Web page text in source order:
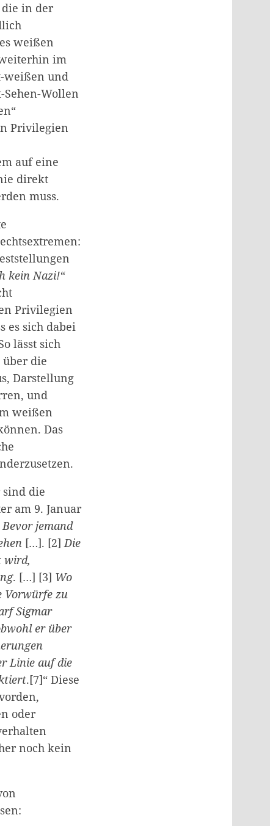
in der
weißen
im
weißen und
Wollen
Privilegien
auf eine
direkt
muss.
kein Nazi!“
Privilegien
es sich dabei
lässt sich
die
Darstellung
und
weißen
Das
sind die
am 9. Januar
Bevor jemand
[…]. [2]Die
wird,
. […] [3] Wo
Vorwürfe zu
Sigmar
er über
Linie auf die
.[7]“ Diese
oder
noch kein